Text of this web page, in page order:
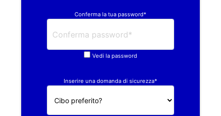
Conferma la tua password*
Vedi la password
Inserire una domanda di sicurezza*